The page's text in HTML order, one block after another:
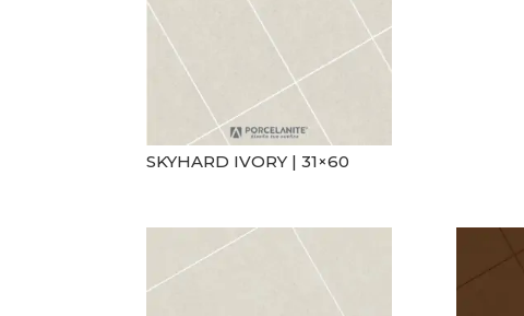
SKYHARD IVORY | 31×60